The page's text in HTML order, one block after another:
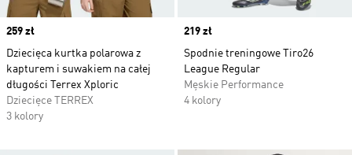
Price
259 zł
Dziecięca kurtka polarowa z
kapturem i suwakiem na całej
długości Terrex Xploric
Dziecięce TERREX
3 kolory
Price
219 zł
Spodnie treningowe Tiro26
League Regular
Męskie Performance
4 kolory